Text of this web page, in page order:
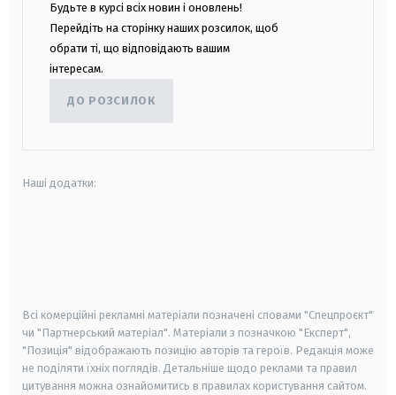
Будьте в курсі всіх новин і оновлень!
Перейдіть на сторінку наших розсилок, щоб
обрати ті, що відповідають вашим
інтересам.
ДО РОЗСИЛОК
Наші додатки:
Всі комерційні рекламні матеріали позначені словами "Спецпроєкт"
чи "Партнерський матеріал". Матеріали з позначкою "Експерт",
"Позиція" відображають позицію авторів та героїв. Редакція може
не поділяти їхніх поглядів. Детальніше щодо реклами та правил
цитування можна ознайомитись в правилах користування сайтом.